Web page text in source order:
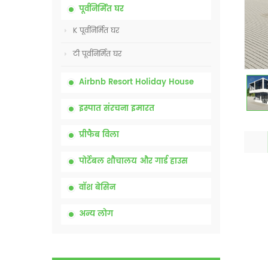
पूर्वनिर्मित घर
K पूर्वनिर्मित घर
टी पूर्वनिर्मित घर
Airbnb Resort Holiday House
इस्पात संरचना इमारत
प्रीफैब विला
पोर्टेबल शौचालय और गार्ड हाउस
वॉश बेसिन
अन्य लोग